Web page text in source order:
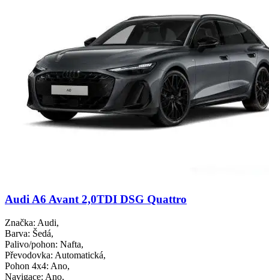
Audi A6 Avant 2,0TDI DSG Quattro
Značka: Audi,
Barva: Šedá,
Palivo/pohon: Nafta,
Převodovka: Automatická,
Pohon 4x4: Ano,
Navigace: Ano,